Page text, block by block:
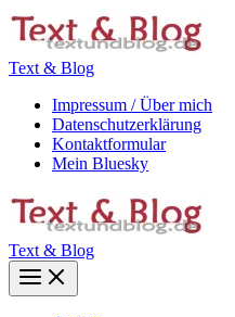
Zum
Inhalt
Text & Blog
Impressum / Über mich
Datenschutzerklärung
Kontaktformular
Mein Bluesky
Text & Blog
Main
Menu